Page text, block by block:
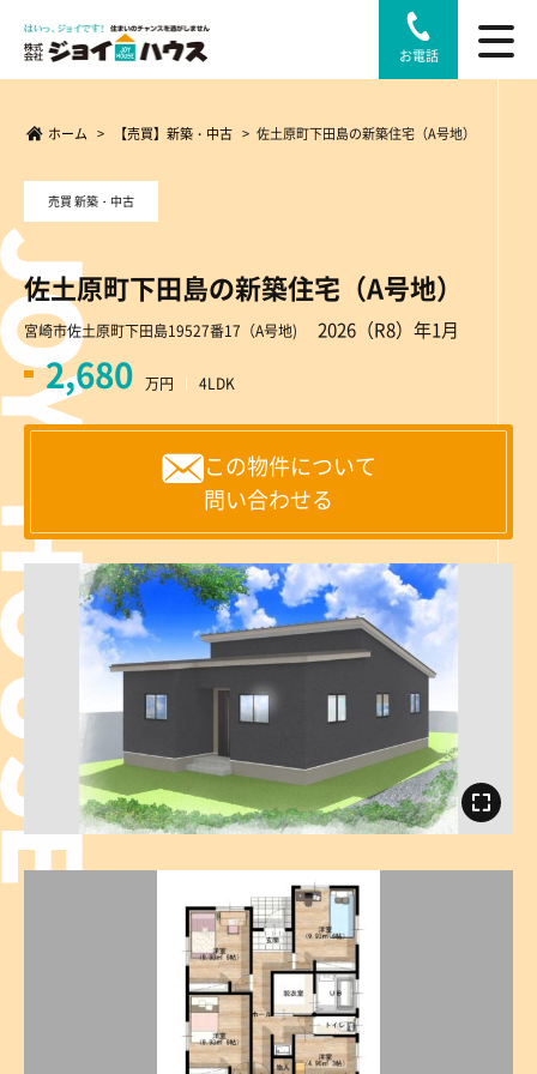
お電話
ホーム > 【売買】新築・中古 > 佐土原町下田島の新築住宅（A号地）
売買 新築・中古
佐土原町下田島の新築住宅（A号地）
宮崎市佐土原町下田島19527番17（A号地) 2026（R8）年1月
2,680 万円 4LDK
この物件について
問い合わせる